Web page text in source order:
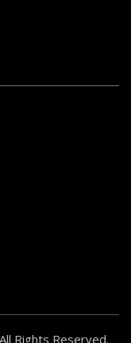
Rights Reserved.